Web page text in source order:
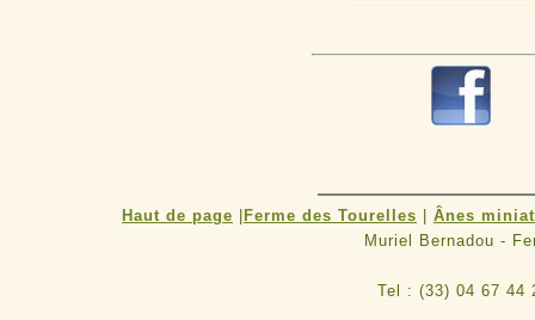
Haut de page Ferme des Tourelles
Ânes
Muriel Bernadou -
Tel : (33) 04 67 44